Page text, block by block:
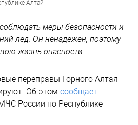
Алтай
меры безопасности и
лед. Он ненадежен, поэтому
жизнь опасности
переправы Горного Алтая
Об этом сообщает
России по Республике